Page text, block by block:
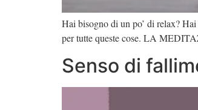
Hai bisogno di un po’ di relax?
per tutte queste cose. LA
Senso di